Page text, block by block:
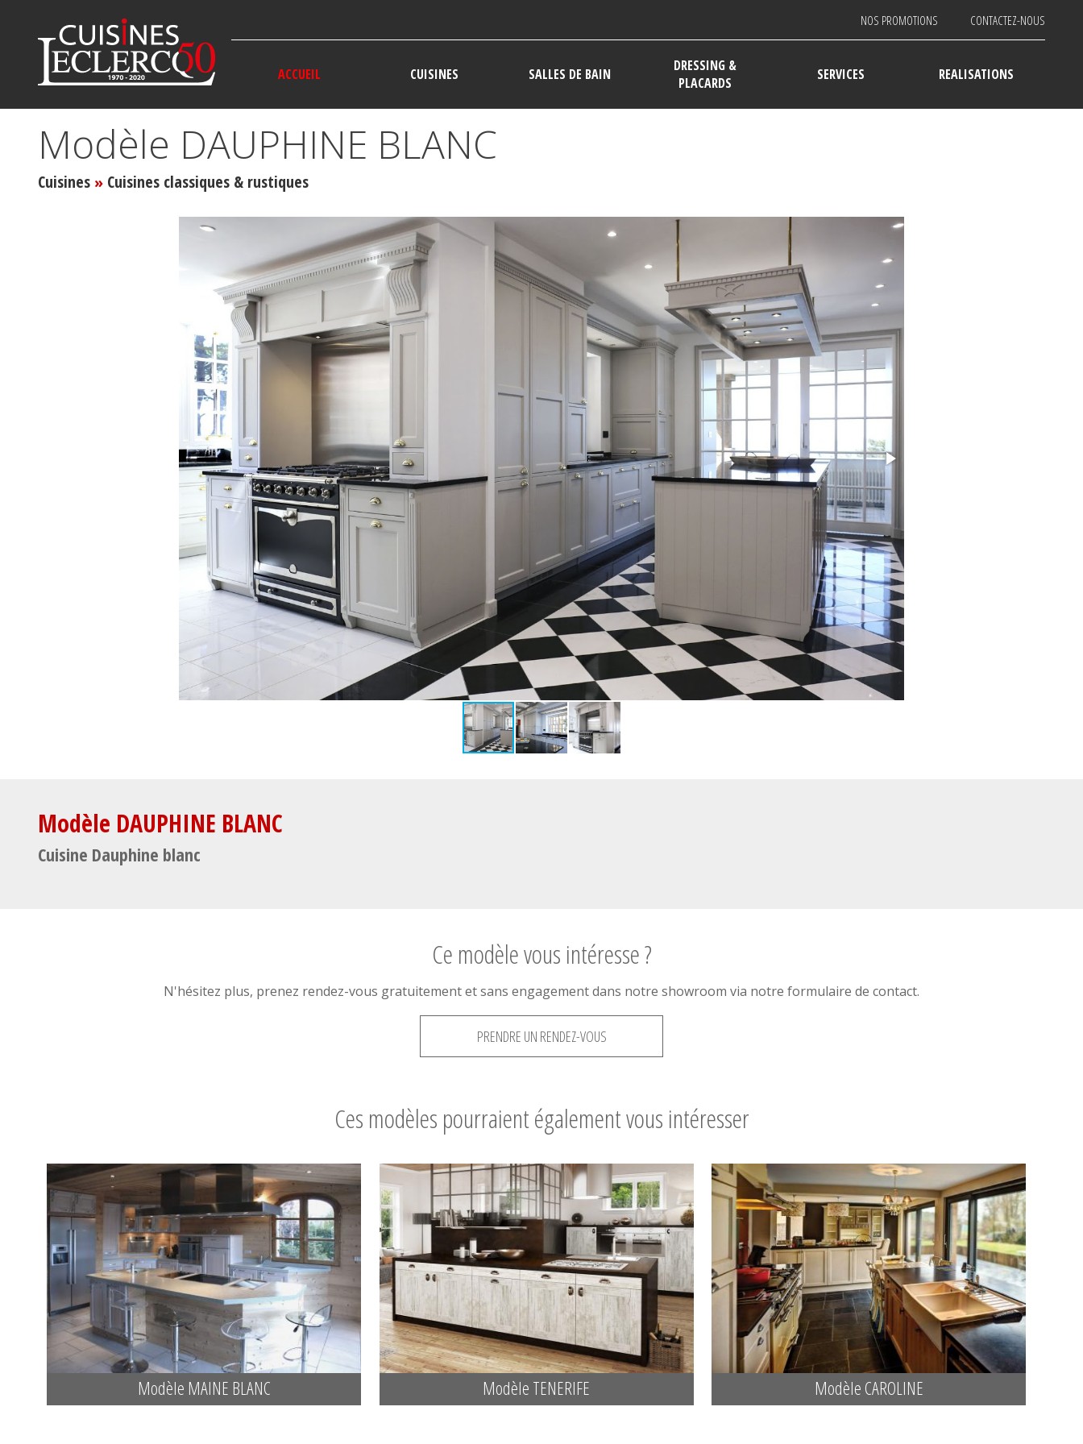
NOS PROMOTIONS CONTACTEZ-NOUS
ACCUEIL CUISINES SALLES DE BAIN
DRESSING &
PLACARDS
SERVICES REALISATIONS
Modèle DAUPHINE BLANC
Cuisines » Cuisines classiques & rustiques
Modèle DAUPHINE BLANC
Cuisine Dauphine blanc
Ce modèle vous intéresse ?
N'hésitez plus, prenez rendez-vous gratuitement et sans engagement dans notre showroom via notre formulaire de contact.
PRENDRE UN RENDEZ-VOUS
Ces modèles pourraient également vous intéresser
Modèle MAINE BLANC Modèle TENERIFE Modèle CAROLINE